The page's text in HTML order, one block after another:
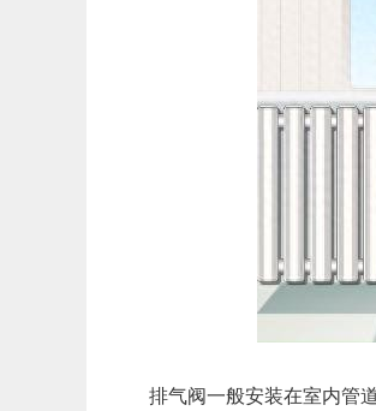
排气阀一般安装在室内管